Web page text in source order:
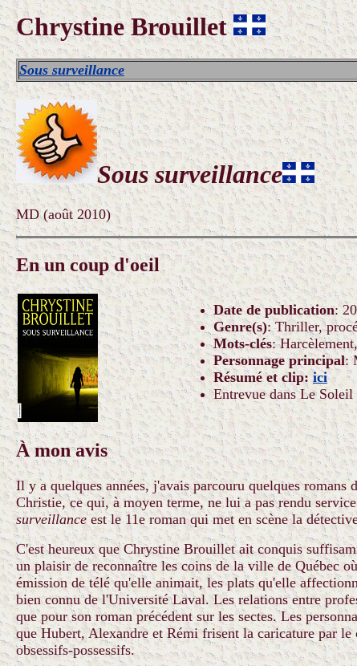
Chrystine Brouillet
Sous surveillance
Sous surveillance
MD (août 2010)
En un coup d'oeil
Date de publication:
Genre(s): Thriller,
Mots-clés:
Personnage principal:
Résumé et clip:ici
Entrevue dans Le
À mon avis
Il y a quelques années, j'avais parcouru quelques
Christie, ce qui, à moyen terme, ne lui a pas rendu
surveillanceest le 11e roman qui met en scène la
C'est heureux que Chrystine Brouillet ait conquis
un plaisir de reconnaître les coins de la ville de Québec
émission de télé qu'elle animait, les plats qu'elle
bien connu de l'Université Laval. Les relations entre
que pour son roman précédent sur les sectes. Les
que Hubert, Alexandre et Rémi frisent la caricature par
obsessifs-possessifs.